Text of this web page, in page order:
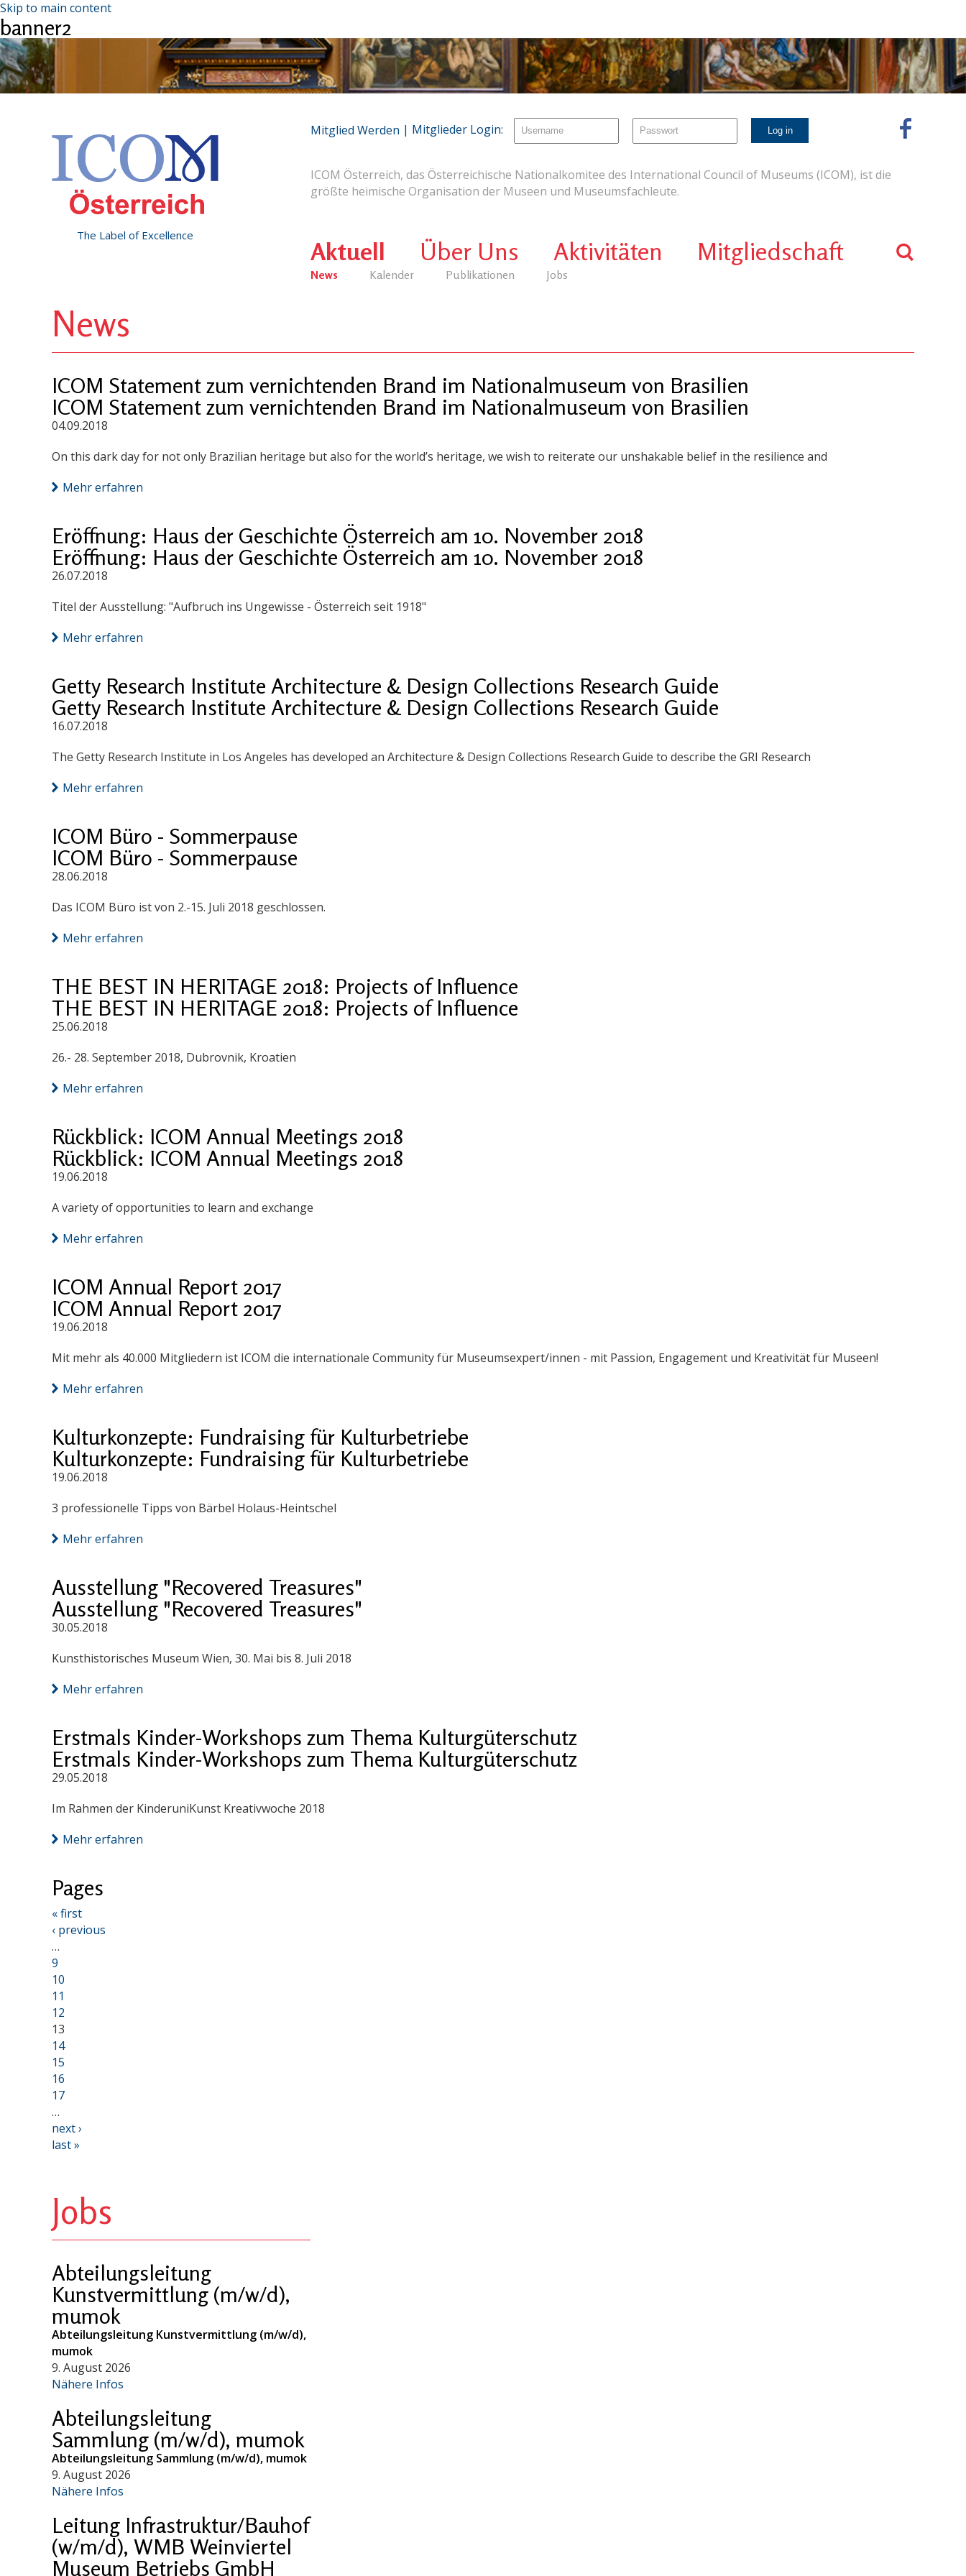
Skip to main content
banner2
The Label of Excellence
ICOM Österreich, das Österreichische Nationalkomitee des International Council of Museums (ICOM), ist die
größte heimische Organisation der Museen und Museumsfachleute.
Aktuell
News Kalender Publikationen Jobs
Über Uns Aktivitäten Mitgliedschaft
Mitglied Werden | Mitglieder Login:
News
ICOM Statement zum vernichtenden Brand im Nationalmuseum von Brasilien
ICOM Statement zum vernichtenden Brand im Nationalmuseum von Brasilien
04.09.2018
On this dark day for not only Brazilian heritage but also for the world’s heritage, we wish to reiterate our unshakable belief in the resilience and
Mehr erfahren
Eröffnung: Haus der Geschichte Österreich am 10. November 2018
Eröffnung: Haus der Geschichte Österreich am 10. November 2018
26.07.2018
Titel der Ausstellung: "Aufbruch ins Ungewisse - Österreich seit 1918"
Mehr erfahren
Getty Research Institute Architecture & Design Collections Research Guide
Getty Research Institute Architecture & Design Collections Research Guide
16.07.2018
The Getty Research Institute in Los Angeles has developed an Architecture & Design Collections Research Guide to describe the GRI Research
Mehr erfahren
ICOM Büro - Sommerpause
ICOM Büro - Sommerpause
28.06.2018
Das ICOM Büro ist von 2.-15. Juli 2018 geschlossen.
Mehr erfahren
THE BEST IN HERITAGE 2018: Projects of Influence
THE BEST IN HERITAGE 2018: Projects of Influence
25.06.2018
26.- 28. September 2018, Dubrovnik, Kroatien
Mehr erfahren
Rückblick: ICOM Annual Meetings 2018
Rückblick: ICOM Annual Meetings 2018
19.06.2018
A variety of opportunities to learn and exchange
Mehr erfahren
ICOM Annual Report 2017
ICOM Annual Report 2017
19.06.2018
Mit mehr als 40.000 Mitgliedern ist ICOM die internationale Community für Museumsexpert/innen - mit Passion, Engagement und Kreativität für Museen!
Mehr erfahren
Kulturkonzepte: Fundraising für Kulturbetriebe
Kulturkonzepte: Fundraising für Kulturbetriebe
19.06.2018
3 professionelle Tipps von Bärbel Holaus-Heintschel
Mehr erfahren
Ausstellung "Recovered Treasures"
Ausstellung "Recovered Treasures"
30.05.2018
Kunsthistorisches Museum Wien, 30. Mai bis 8. Juli 2018
Mehr erfahren
Erstmals Kinder-Workshops zum Thema Kulturgüterschutz
Erstmals Kinder-Workshops zum Thema Kulturgüterschutz
29.05.2018
Im Rahmen der KinderuniKunst Kreativwoche 2018
Mehr erfahren
Pages
« first
‹ previous
…
9
10
11
12
13
14
15
16
17
…
next ›
last »
Jobs
Abteilungsleitung
Kunstvermittlung (m/w/d),
mumok
Abteilungsleitung Kunstvermittlung (m/w/d),
mumok
9. August 2026
Nähere Infos
Abteilungsleitung
Sammlung (m/w/d), mumok
Abteilungsleitung Sammlung (m/w/d), mumok
9. August 2026
Nähere Infos
Leitung Infrastruktur/Bauhof
(w/m/d), WMB Weinviertel
Museum Betriebs GmbH